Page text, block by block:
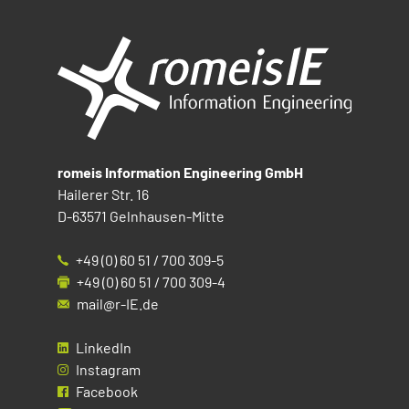
romeis Information Engineering GmbH
Hailerer Str. 16
D-63571 Gelnhausen-Mitte
+49 (0) 60 51 / 700 309-5
+49 (0) 60 51 / 700 309-4
mail@r-IE.de
LinkedIn
Instagram
Facebook